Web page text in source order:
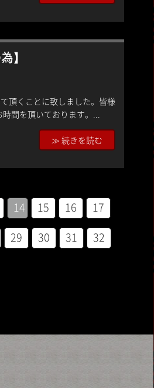
】
頂くことに致しました。皆様
間を頂いております。...
≫ 続きを読む
14 15 16
17
29 30 31
32